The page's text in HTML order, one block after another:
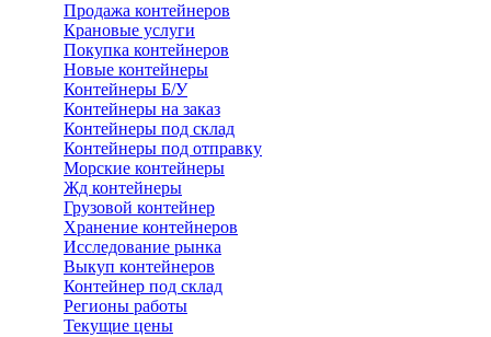
Продажа контейнеров
Крановые услуги
Покупка контейнеров
Новые контейнеры
Контейнеры Б/У
Контейнеры на заказ
Контейнеры под склад
Контейнеры под отправку
Морские контейнеры
Жд контейнеры
Грузовой контейнер
Хранение контейнеров
Исследование рынка
Выкуп контейнеров
Контейнер под склад
Регионы работы
Текущие цены